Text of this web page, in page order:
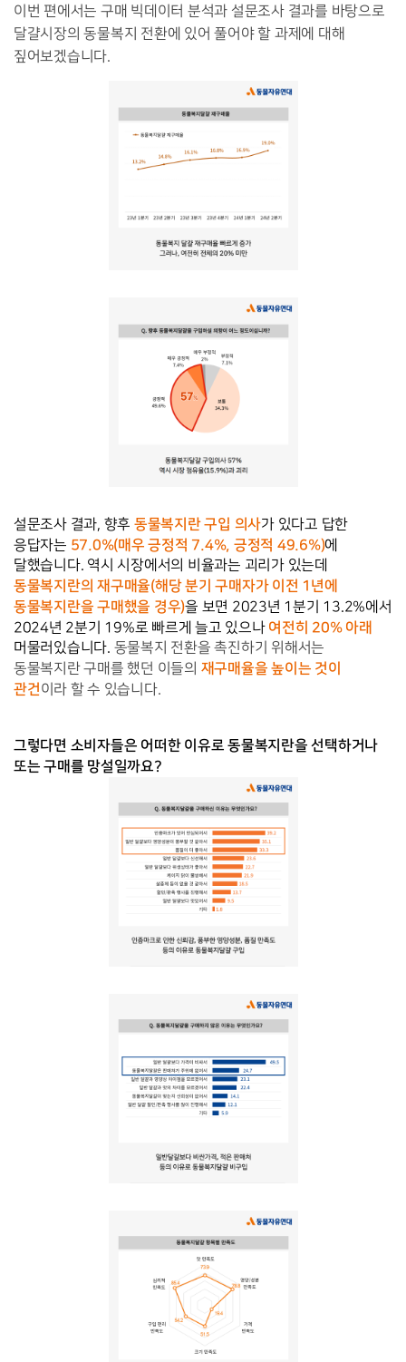
이번 편에서는 구매 빅데이터 분석과 설문조사 결과를 바탕으로
달걀시장의 동물복지 전환에 있어 풀어야 할 과제에 대해
짚어보겠습니다.
설문조사 결과, 향후 동물복지란 구입 의사가 있다고 답한
응답자는 57.0%(매우 긍정적 7.4%, 긍정적 49.6%)에
동물복지란의 재구매율(해당 분기 구매자가 이전 1년에
동물복지란을 구매했을 경우)을 보면 2023년 1분기 13.2%에서
2024년 2분기 19%로 빠르게 늘고 있으나 여전히 20% 아래
머물러있습니다. 동물복지 전환을 촉진하기 위해서는
동물복지란 구매를 했던 이들의 재구매율을 높이는 것이
관건이라 할 수 있습니다.
그렇다면 소비자들은 어떠한 이유로 동물복지란을 선택하거나
또는 구매를 망설일까요?